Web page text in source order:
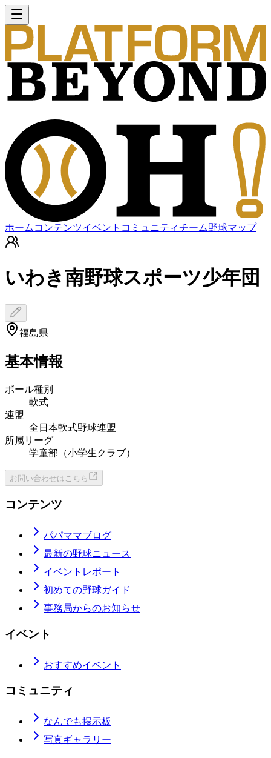
ホーム コンテンツイベント コミュニティチーム野球マップ
いわき南野球スポーツ少年団
福島県
基本情報
ボール種別
軟式
連盟
全日本軟式野球連盟
所属リーグ
学童部（小学生クラブ）
お問い合わせはこちら
コンテンツ
パパママブログ
最新の野球ニュース
イベントレポート
初めての野球ガイド
事務局からのお知らせ
イベント
おすすめイベント
コミュニティ
なんでも掲示板
写真ギャラリー